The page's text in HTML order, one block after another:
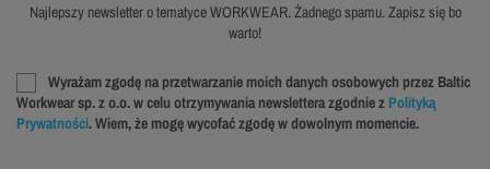
Najlepszy newsletter o tematyce WORKWEAR. Żadnego spamu. Zapisz się bo
warto!
Wyrażam zgodę na przetwarzanie moich danych osobowych przez Baltic
Workwear sp. z o.o. w celu otrzymywania newslettera zgodnie z Polityką
Prywatności. Wiem, że mogę wycofać zgodę w dowolnym momencie.